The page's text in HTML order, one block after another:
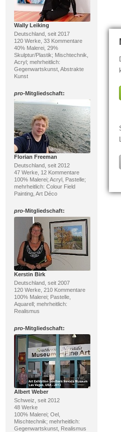
Wally Leiking
Deutschland, seit 2017
120 Werke, 33 Kommentare
40% Malerei, 29%
Skulptur/Plastik; Mischtechnik,
Acryl; mehrheitlich:
Gegenwartskunst, Abstrakte
Kunst
pro-Mitgliedschaft:
Florian Freeman
Deutschland, seit 2012
47 Werke, 12 Kommentare
100% Malerei; Acryl, Pastelle;
mehrheitlich: Colour Field
Painting, Art Déco
pro-Mitgliedschaft:
Kerstin Birk
Deutschland, seit 2007
120 Werke, 210 Kommentare
100% Malerei; Pastelle,
Aquarell; mehrheitlich:
Realismus
pro-Mitgliedschaft:
Albert Weber
Schweiz, seit 2012
48 Werke
100% Malerei; Oel,
Mischtechnik; mehrheitlich:
Gegenwartskunst, Realismus